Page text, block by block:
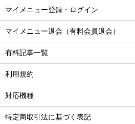
マイメニュー登録・ログイン
マイメニュー退会（有料会員退会）
有料記事一覧
利用規約
対応機種
特定商取引法に基づく表記